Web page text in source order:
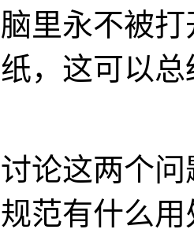
里永不被
，这可以
论这两个
范有什么用